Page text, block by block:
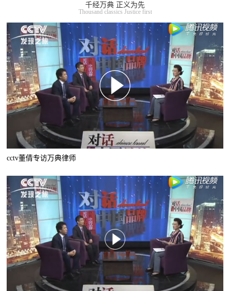
千经万典 正义为先
Thousand classics Justice first
cctv董倩专访万典律师